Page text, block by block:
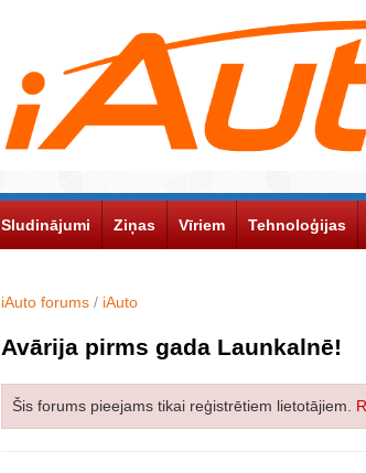
Sludinājumi Ziņas Vīriem Tehnoloģijas
iAuto forums / iAuto
Avārija pirms gada Launkalnē!
Šis forums pieejams tikai reģistrētiem lietotājiem.